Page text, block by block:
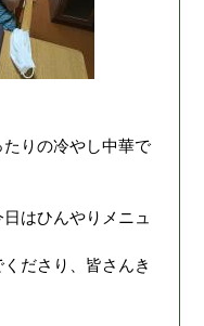
りの冷やし中華で
はひんやりメニュ
ださり、皆さんき